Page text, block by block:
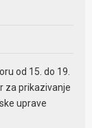
od 15. do 19.
za prikazivanje
uprave